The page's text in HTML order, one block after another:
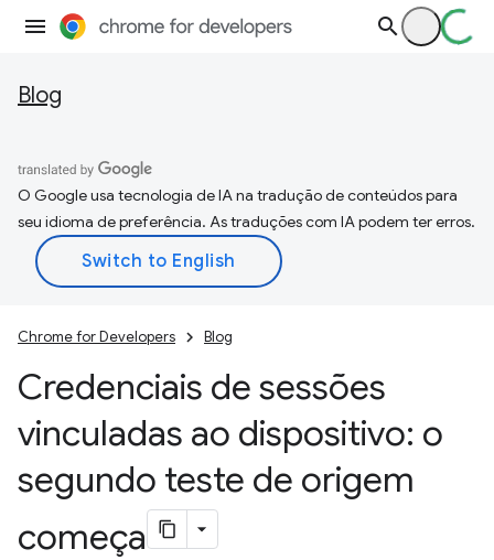
Blog
O Google usa tecnologia de IA na tradução de conteúdos para
seu idioma de preferência. As traduções com IA podem ter erros.
Chrome for Developers Blog
Credenciais de sessões
vinculadas ao dispositivo: o
segundo teste de origem
começa